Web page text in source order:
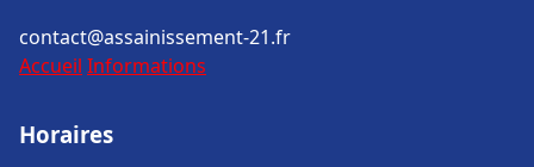
contact@assainissement-21.fr
Accueil Informations
Horaires